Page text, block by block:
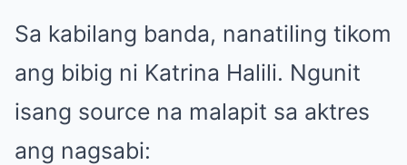
Sa kabilang banda, nanatiling tikom
ang bibig ni Katrina Halili. Ngunit
isang source na malapit sa aktres
ang nagsabi: